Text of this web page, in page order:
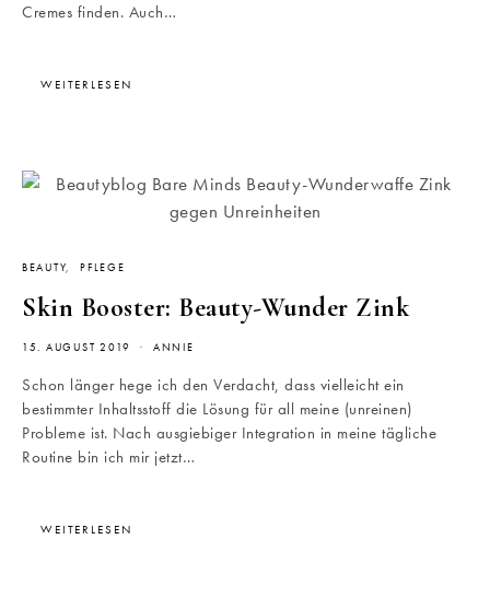
Cremes finden. Auch…
WEITERLESEN
BEAUTY PFLEGE
Skin Booster: Beauty-Wunder Zink
15. AUGUST 2019 ANNIE
Schon länger hege ich den Verdacht, dass vielleicht ein
bestimmter Inhaltsstoff die Lösung für all meine (unreinen)
Probleme ist. Nach ausgiebiger Integration in meine tägliche
Routine bin ich mir jetzt…
WEITERLESEN